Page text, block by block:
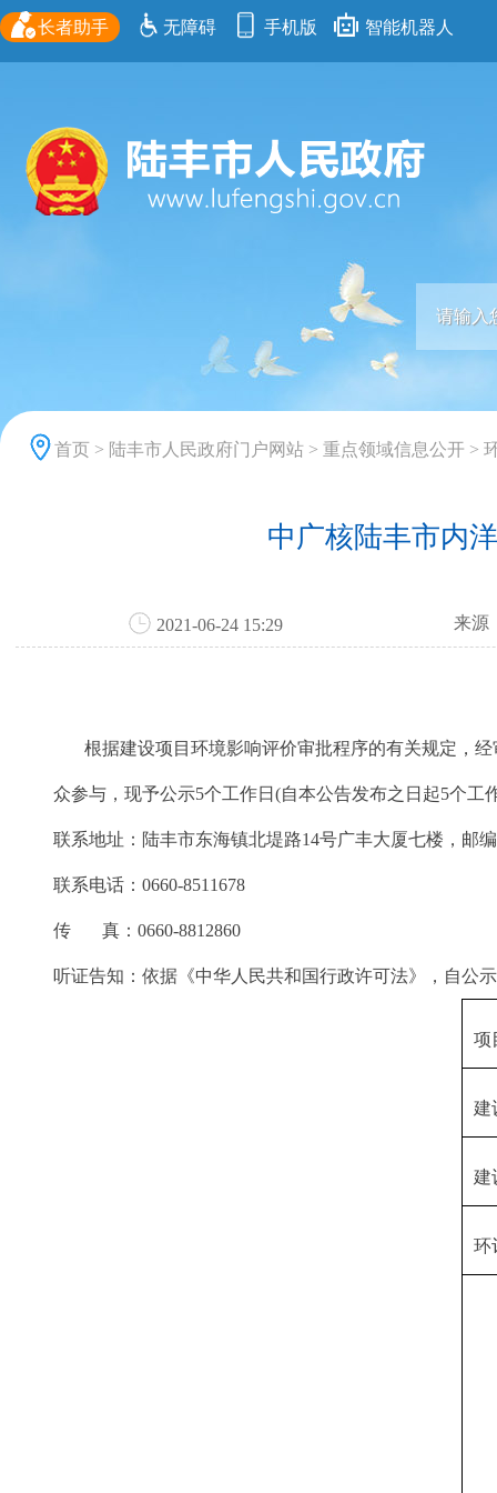
长者助手 无障碍 手机版 智能机器人
首页 > 陆丰市人民政府门户网站 > 重点领域信息公开 >
中广核陆丰市内
2021-06-24 15:29 来源
根据建设项目环境影响评价审批程序的有关规定，经
众参与，现予公示5个工作日(自本公告发布之日起5个
联系地址：陆丰市东海镇北堤路14号广丰大厦七楼，邮
联系电话：0660-8511678
传 真：0660-8812860
听证告知：依据《中华人民共和国行政许可法》，自公
项
建
建
环